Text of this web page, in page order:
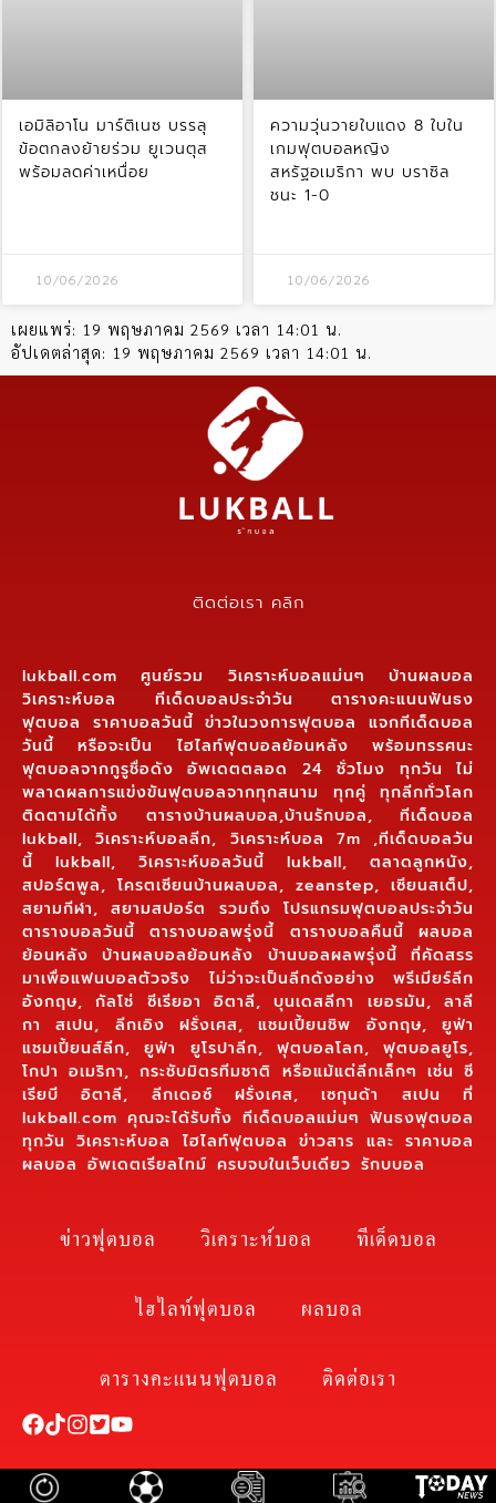
เอมิลิอาโน มาร์ติเนซ บรรลุ
ข้อตกลงย้ายร่วม ยูเวนตุส
พร้อมลดค่าเหนื่อย
10/06/2026
ความวุ่นวายใบแดง 8 ใบใน
เกมฟุตบอลหญิง
สหรัฐอเมริกา พบ บราซิล
ชนะ 1-0
10/06/2026
เผยแพร่: 19 พฤษภาคม 2569 เวลา 14:01 น.
อัปเดตล่าสุด: 19 พฤษภาคม 2569 เวลา 14:01 น.
ติดต่อเรา คลิก
lukball.com ศูนย์รวม วิเคราะห์บอลแม่นๆ บ้านผลบอล
วิเคราะห์บอล ทีเด็ดบอลประจำวัน ตารางคะแนนฟันธง
ฟุตบอล ราคาบอลวันนี้ ข่าวในวงการฟุตบอล แจกทีเด็ดบอล
วันนี้ หรือจะเป็น ไฮไลท์ฟุตบอลย้อนหลัง พร้อมทรรศนะ
ฟุตบอลจากกูรูชื่อดัง อัพเดตตลอด 24 ชั่วโมง ทุกวัน ไม่
พลาดผลการแข่งขันฟุตบอลจากทุกสนาม ทุกคู่ ทุกลีกทั่วโลก
ติดตามได้ทั้ง ตารางบ้านผลบอล,บ้านรักบอล, ทีเด็ดบอล
lukball, วิเคราะห์บอลลีก, วิเคราะห์บอล 7m ,ทีเด็ดบอลวัน
นี้ lukball, วิเคราะห์บอลวันนี้ lukball, ตลาดลูกหนัง,
สปอร์ตพูล, โครตเซียนบ้านผลบอล, zeanstep, เซียนสเต็ป,
สยามกีฬา, สยามสปอร์ต รวมถึง โปรแกรมฟุตบอลประจำวัน
ตารางบอลวันนี้ ตารางบอลพรุ่งนี้ ตารางบอลคืนนี้ ผลบอล
ย้อนหลัง บ้านผลบอลย้อนหลัง บ้านบอลผลพรุ่งนี้ ที่คัดสรร
มาเพื่อแฟนบอลตัวจริง ไม่ว่าจะเป็นลีกดังอย่าง พรีเมียร์ลีก
อังกฤษ, กัลโช่ ซีเรียอา อิตาลี, บุนเดสลีกา เยอรมัน, ลาลี
กา สเปน, ลีกเอิง ฝรั่งเศส, แชมเปี้ยนชิพ อังกฤษ, ยูฟ่า
แชมเปี้ยนส์ลีก, ยูฟ่า ยูโรปาลีก, ฟุตบอลโลก, ฟุตบอลยูโร,
โกปา อเมริกา, กระชับมิตรทีมชาติ หรือแม้แต่ลีกเล็กๆ เช่น ซี
เรียบี อิตาลี, ลีกเดอซ์ ฝรั่งเศส, เซกุนด้า สเปน ที่
lukball.com คุณจะได้รับทั้ง ทีเด็ดบอลแม่นๆ ฟันธงฟุตบอล
ทุกวัน วิเคราะห์บอล ไฮไลท์ฟุตบอล ข่าวสาร และ ราคาบอล
ผลบอล อัพเดตเรียลไทม์ ครบจบในเว็บเดียว รักบบอล
ข่าวฟุตบอล วิเคราะห์บอล
ทีเด็ดบอล
ไฮไลท์ฟุตบอล
ผลบอล
ตารางคะแนนฟุตบอล
ติดต่อเรา